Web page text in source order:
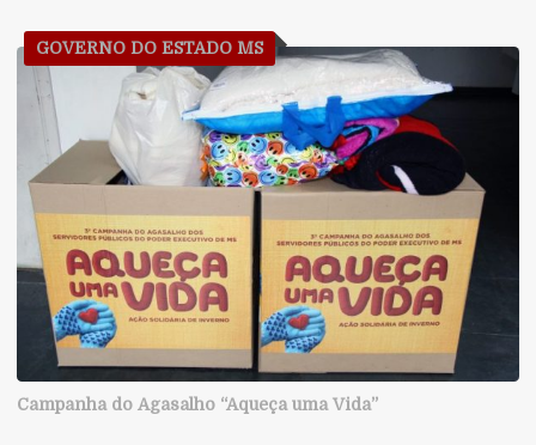
GOVERNO DO ESTADO MS
Campanha do Agasalho “Aqueça uma Vida”